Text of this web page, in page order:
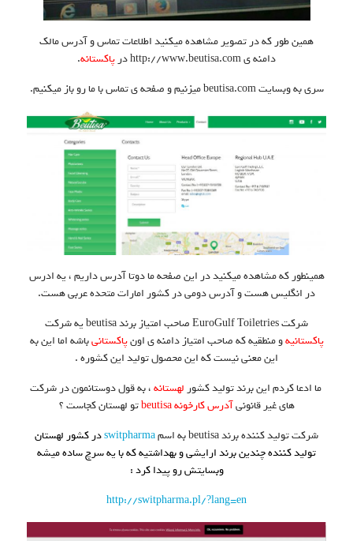
همین طور که در تصویر مشاهده میکنید اطلاعات تماس و آدرس مالک
دامنه ی http://www.beutisa.com در
پاکستانه.
سری به وبسایت beutisa.com میزنیم و صفحه ی تماس با ما رو باز میکنیم.
همینطور که مشاهده میکنید در این صفحه ما دوتا آدرس داریم ، یه ادرس
در انگلیس هست و آدرس دومی در کشور امارات متحده عربی هست.
شرکت EuroGulf Toiletries صاحب امتیاز برند beutisa یه شرکت
پاکستانیهو منطقیه که صاحب امتیاز دامنه ی اونپاکستانیباشه اما این به
این معنی نیست که این محصول تولید این کشوره .
ما ادعا کردم این برند تولید کشور لهستانه، به قول دوستانمون در شرکت
های غیر قانونیآدرس کارخونه beutisa
تو لهستان کجاست ؟
شرکت تولید کننده برند beutisa به اسم
switpharmaدر کشور لهستان
تولید کننده چندین برند ارایشی و بهداشتیه که با یه سرچ ساده میشه
وبسایتش رو پیدا کرد :
http://switpharma.pl/?lang=en